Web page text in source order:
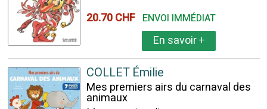
20.70 CHF ENVOI IMMÉDIAT
En savoir+
COLLET Émilie
Mes premiers airs du carnaval des
animaux